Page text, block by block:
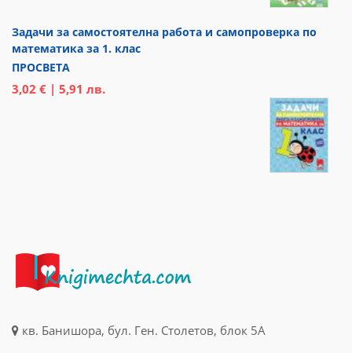
Задачи за самостоятелна работа и самопроверка по
математика за 1. клас
ПРОСВЕТА
3,02 € | 5,91 лв.
кв. Банишора, бул. Ген. Столетов, блок 5А